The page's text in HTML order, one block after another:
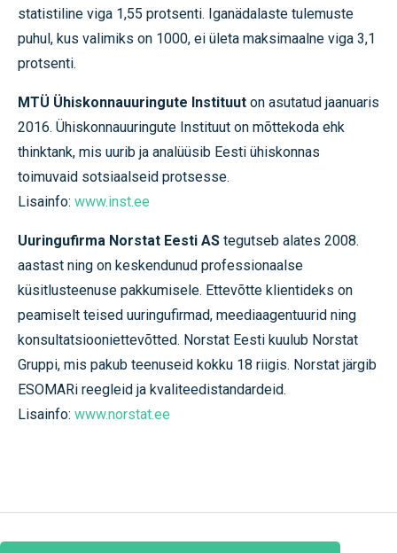
statistiline viga 1,55 protsenti. Iganädalaste tulemuste
puhul, kus valimiks on 1000, ei ületa maksimaalne viga 3,1
protsenti.
MTÜ Ühiskonnauuringute Instituut on asutatud jaanuaris
2016. Ühiskonnauuringute Instituut on mõttekoda ehk
thinktank, mis uurib ja analüüsib Eesti ühiskonnas
toimuvaid sotsiaalseid protsesse.
Lisainfo: www.inst.ee
Uuringufirma Norstat Eesti AS tegutseb alates 2008.
aastast ning on keskendunud professionaalse
küsitlusteenuse pakkumisele. Ettevõtte klientideks on
peamiselt teised uuringufirmad, meediaagentuurid ning
konsultatsiooniettevõtted. Norstat Eesti kuulub Norstat
Gruppi, mis pakub teenuseid kokku 18 riigis. Norstat järgib
ESOMARi reegleid ja kvaliteedistandardeid.
Lisainfo: www.norstat.ee